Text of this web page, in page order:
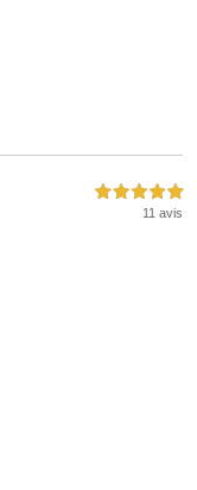
5,0 étoiles sur 5
11 avis